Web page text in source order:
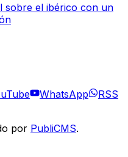
sobre el ibérico con un
WhatsApp RSS
por PubliCMS.